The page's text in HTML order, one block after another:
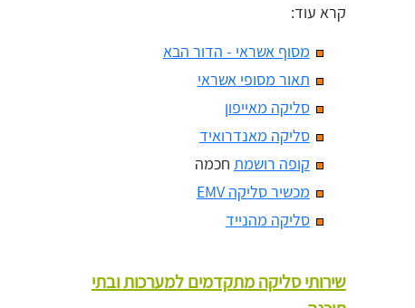
קרא עוד:
מסוף אשראי - הדור הבא
תאור מסופי אשראי
סליקה מאייפון
סליקה מאנדרואיד
קופה רושמת חכמה
מכשיר סליקה EMV
סליקה מהנייד
שירותי סליקה מתקדמים למערכות ובתי